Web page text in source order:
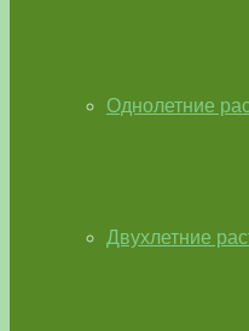
Однолетние
Двухлетние